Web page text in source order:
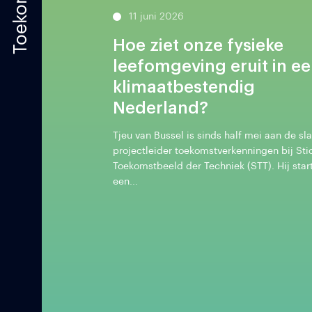
11 juni 2026
Hoe ziet onze fysieke
leefomgeving eruit in
klimaatbestendig
Nederland?
Tjeu van Bussel is sinds half mei aan de
projectleider toekomstverkenningen bij
Toekomstbeeld der Techniek (STT). Hij
een...